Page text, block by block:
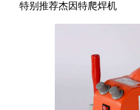
特别推荐杰因特爬焊机